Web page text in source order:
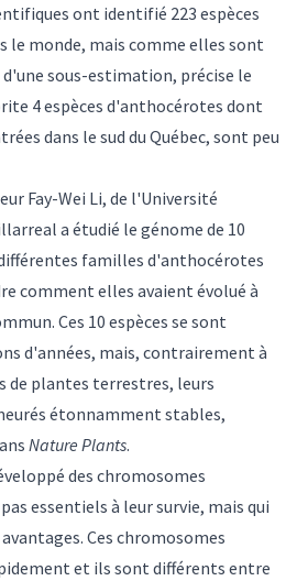
ont identifié 223 espèces
le monde, mais comme elles sont
sous-estimation, précise le
4 espèces d'anthocérotes dont
dans le sud du Québec, sont peu
Fay-Wei Li, de l'Université
a étudié le génome de 10
familles d'anthocérotes
comment elles avaient évolué à
Ces 10 espèces se sont
d'années, mais, contrairement à
de plantes terrestres, leurs
étonnamment stables,
Nature Plants.
des chromosomes
essentiels à leur survie, mais qui
Ces chromosomes
et ils sont différents entre